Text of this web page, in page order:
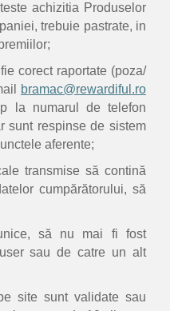
achizitia Produselor
trebuie pastrate, in
corect raportate (poza/
bramac@rewardiful.ro
la numarul de telefon
sunt respinse de sistem
aferente;
transmise să contină
cumpărătorului, să
să nu mai fi fost
sau de catre un alt
site sunt validate sau